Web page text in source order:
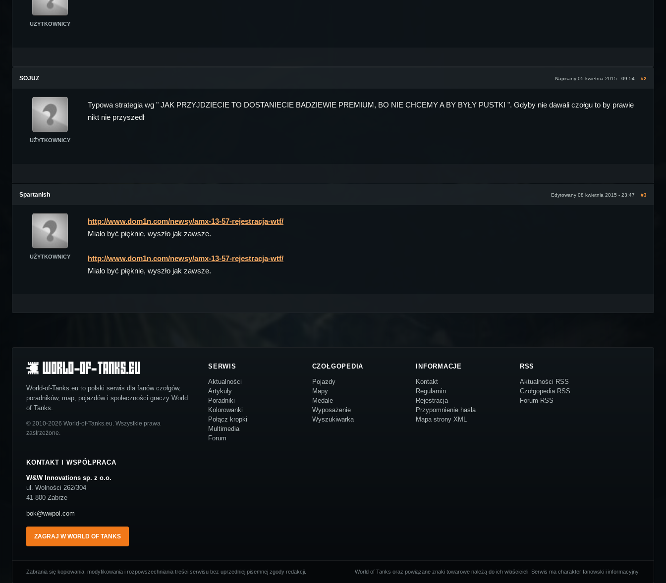
UŻYTKOWNICY
SOJUZ Napisany 05 kwietnia 2015 - 09:54 #2
UŻYTKOWNICY
Typowa strategia wg " JAK PRZYJDZIECIE TO DOSTANIECIE BADZIEWIE PREMIUM, BO NIE CHCEMY A BY BYŁY PUSTKI ". Gdyby nie dawali czołgu to by prawie
nikt nie przyszedł
Spartanish Edytowany 08 kwietnia 2015 - 23:47 #3
UŻYTKOWNICY
http://www.dom1n.com/newsy/amx-13-57-rejestracja-wtf/
Miało być pięknie, wyszło jak zawsze.
http://www.dom1n.com/newsy/amx-13-57-rejestracja-wtf/
Miało być pięknie, wyszło jak zawsze.
World-of-Tanks.eu to polski serwis dla fanów czołgów,
poradników, map, pojazdów i społeczności graczy World
of Tanks.
© 2010-2026 World-of-Tanks.eu. Wszystkie prawa
zastrzeżone.
SERWIS
Aktualności
Artykuły
Poradniki
Kolorowanki
Połącz kropki
Multimedia
Forum
CZOŁGOPEDIA
Pojazdy
Mapy
Medale
Wyposażenie
Wyszukiwarka
INFORMACJE
Kontakt
Regulamin
Rejestracja
Przypomnienie hasła
Mapa strony XML
RSS
Aktualności RSS
Czołgopedia RSS
Forum RSS
KONTAKT I WSPÓŁPRACA
W&W Innovations sp. z o.o.
ul. Wolności 262/304
41-800 Zabrze
bok@wwpol.com
ZAGRAJ W WORLD OF TANKS
Zabrania się kopiowania, modyfikowania i rozpowszechniania treści serwisu bez uprzedniej pisemnej zgody redakcji. World of Tanks oraz powiązane znaki towarowe należą do ich właścicieli. Serwis ma charakter fanowski i informacyjny.